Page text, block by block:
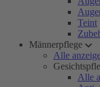
Teint
Männerpflege
Alle
Alle